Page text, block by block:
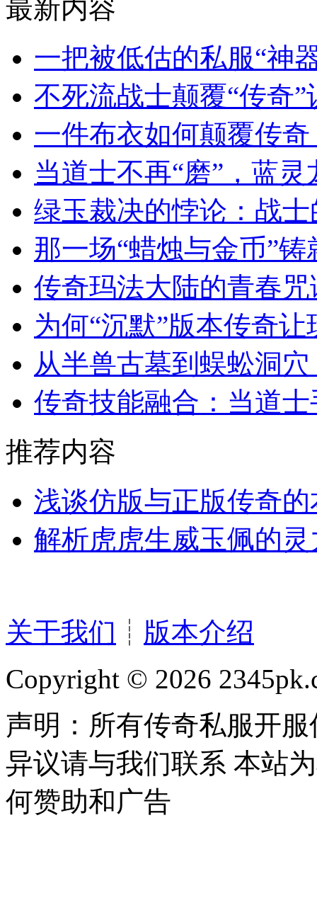
最新内容
一把被低估的私服“神
不死流战士颠覆“传奇
一件布衣如何颠覆传
当道士不再“磨”，蓝
绿玉裁决的悖论：战
那一场“蜡烛与金币”
传奇玛法大陆的青春
为何“沉默”版本传奇
从半兽古墓到蜈蚣洞
传奇技能融合：当道
推荐内容
浅谈仿版与正版传奇
解析虎虎生威玉佩的灵
关于我们 ┊ 版本介绍
Copyright © 2026
声明：所有传奇私服开
异议请与我们联系 本站
何赞助和广告